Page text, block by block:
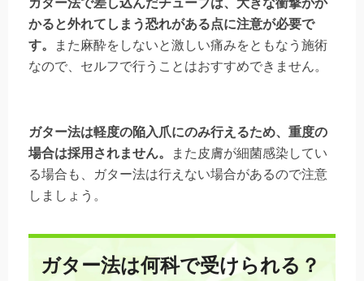
かると外れてしまう恐れがある点に注意が必要で
す。
また麻酔をしないと激しい痛みをともなう施術
なので、セルフで行うことはおすすめできません。
ガター法は軽度の陥入爪にのみ行えるため、重度の
場合は採用されません。
また皮膚が細菌感染してい
る場合も、ガター法は行えない場合があるので注意
しましょう。
ガター法は何科で受けられる？